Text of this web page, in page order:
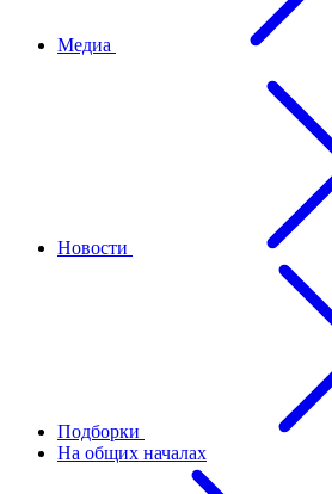
Медиа
Новости
Подборки
На общих началах